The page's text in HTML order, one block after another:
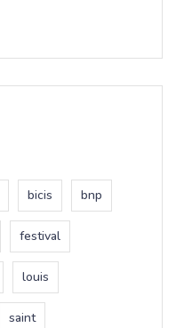
bicis bnp
festival
louis
saint